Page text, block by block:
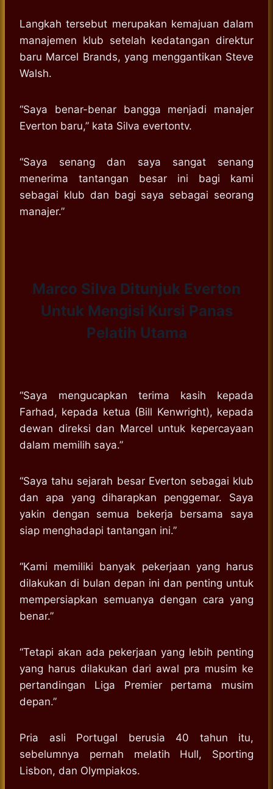
Langkah tersebut merupakan kemajuan dalam
manajemen klub setelah kedatangan direktur
baru Marcel Brands, yang menggantikan Steve
Walsh.
“Saya benar-benar bangga menjadi manajer
Everton baru,” kata Silva evertontv.
“Saya senang dan saya sangat senang
menerima tantangan besar ini bagi kami
sebagai klub dan bagi saya sebagai seorang
manajer.”
Marco Silva Ditunjuk Everton
Untuk Mengisi Kursi Panas
Pelatih Utama
“Saya mengucapkan terima kasih kepada
Farhad, kepada ketua (Bill Kenwright), kepada
dewan direksi dan Marcel untuk kepercayaan
dalam memilih saya.”
“Saya tahu sejarah besar Everton sebagai klub
dan apa yang diharapkan penggemar. Saya
yakin dengan semua bekerja bersama saya
siap menghadapi tantangan ini.”
“Kami memiliki banyak pekerjaan yang harus
dilakukan di bulan depan ini dan penting untuk
mempersiapkan semuanya dengan cara yang
benar.”
“Tetapi akan ada pekerjaan yang lebih penting
yang harus dilakukan dari awal pra musim ke
pertandingan Liga Premier pertama musim
depan.”
Pria asli Portugal berusia 40 tahun itu,
sebelumnya pernah melatih Hull, Sporting
Lisbon, dan Olympiakos.